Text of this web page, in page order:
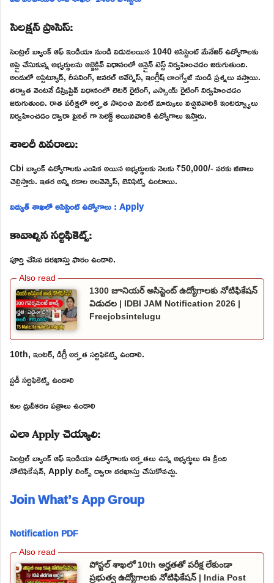
సెలక్షన్ ప్రాసెస్:
సెంట్రల్ బ్యాంక్ ఆఫ్ ఇండియా నుండి విడుదలయిన 1040 అసిస్టెంట్ మేనేజర్ ఉద్యోగాలకు
అప్లై చేసుకున్న అభ్యర్థులను ఆబ్జెక్టివ్ విధానంలో ఆన్లైన్ టెస్ట్ నిర్వహించడం జరుగుతుంది.
అందులో అప్టిట్యూడ్, రీసనింగ్, జనరల్ అవేర్నెస్, ఇంగ్లీష్ లాంగ్వేజ్ నుండి ప్రశ్నలు వస్తాయి.
తర్వాత వెంటనే డిస్క్రిప్టివ్ విధానంలో లెటర్ రైటింగ్, ఎస్సాయ్ రైటింగ్ నిర్వహించడం
జరుగుతుంది. రాత పరీక్షలో అర్హత సాధించి మెరిట్ మార్కులు వచ్చినవారికి ఇంటర్వ్యూలు
నిర్వహించడం ద్వారా ఫైనల్ గా సెలెక్ట్ అయినవారికి ఉద్యోగాలు ఇస్తారు.
శాలరీ వివరాలు:
Cbi బ్యాంక్ ఉద్యోగాలకు ఎంపిక అయిన అభ్యర్థులకు నెలకు ₹50,000/- వరకు జీతాలు
చెల్లిస్తారు. ఇతర అన్ని రకాల అలవెన్సెస్, బెనిఫిట్స్ ఉంటాయి.
విద్యుత్ శాఖలో అసిస్టెంట్ ఉద్యోగాలు : Apply
కావాల్సిన సర్టిఫికెట్స్:
పూర్తి చేసిన దరఖాస్తు ఫారం ఉండాలి.
1300 జూనియర్ అసిస్టెంట్ ఉద్యోగాలకు నోటిఫికేషన్
విడుదల | IDBI JAM Notification 2026 |
Freejobsintelugu
10th, ఇంటర్, డిగ్రీ అర్హత సర్టిఫికెట్స్ ఉండాలి.
స్టడీ సర్టిఫికెట్స్ ఉండాలి
కుల ధ్రువీకరణ పత్రాలు ఉండాలి
ఎలా Apply చెయ్యాలి:
సెంట్రల్ బ్యాంక్ ఆఫ్ ఇండియా ఉద్యోగాలకు అర్హతలు ఉన్న అభ్యర్థులు ఈ క్రింది
నోటిఫికేషన్, Apply లింక్స్ ద్వారా దరఖాస్తు చేసుకోవచ్చు.
Join What’s App Group
Notification PDF
పోస్టల్ శాఖలో 10th అర్హతతో పరీక్ష లేకుండా
ప్రభుత్వ ఉద్యోగాలకు నోటిఫికేషన్ | India Post